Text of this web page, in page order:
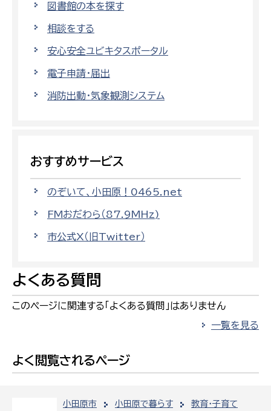
小田原市 小田原で暮らす
教育・子育て
図書館の本を探す
相談をする
安心安全ユビキタスポータル
電子申請・届出
消防出動・気象観測システム
おすすめサービス
のぞいて、小田原！0465.net
FMおだわら（87.9MHz)
市公式X（旧Twitter）
よくある質問
このページに関連する「よくある質問」はありません
一覧を見る
よく閲覧されるページ